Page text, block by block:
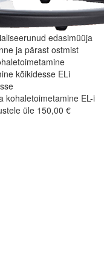
edasimüüja
ja pärast ostmist
kõikidesse ELi
kohaletoimetamine EL-i
üle 150,00 €